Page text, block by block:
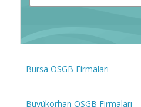
Bursa OSGB Firmaları
Büyükorhan OSGB Firmaları